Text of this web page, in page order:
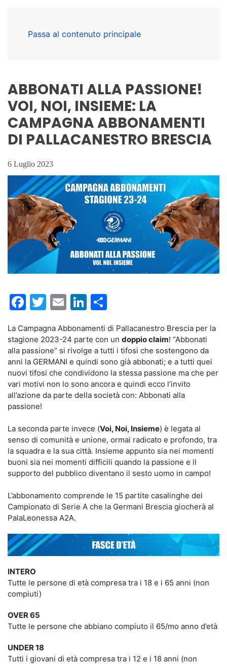
Passa al contenuto principale
ABBONATI ALLA PASSIONE!
VOI, NOI, INSIEME: LA
CAMPAGNA ABBONAMENTI
DI PALLACANESTRO BRESCIA
6 Luglio 2023
Facebook
Twitter
EmailLinkedIn
La Campagna Abbonamenti di Pallacanestro Brescia per la
stagione 2023-24 parte con un doppio claim! “Abbonati
alla passione” si rivolge a tutti i tifosi che sostengono da
anni la GERMANI e quindi sono già abbonati; e a tutti quei
nuovi tifosi che condividono la stessa passione ma che per
vari motivi non lo sono ancora e quindi ecco l’invito
all’azione da parte della società con: Abbonati alla
passione!
La seconda parte invece (Voi, Noi, Insieme) è legata al
senso di comunità e unione, ormai radicato e profondo, tra
la squadra e la sua città. Insieme appunto sia nei momenti
buoni sia nei momenti difficili quando la passione e il
supporto del pubblico diventano il sesto uomo in campo!
L’abbonamento comprende le 15 partite casalinghe del
Campionato di Serie A che la Germani Brescia giocherà al
PalaLeonessa A2A.
INTERO
Tutte le persone di età compresa tra i 18 e i 65 anni (non
compiuti)
OVER 65
Tutte le persone che abbiano compiuto il 65/mo anno d’età
UNDER 18
Tutti i giovani di età compresa tra i 12 e i 18 anni (non